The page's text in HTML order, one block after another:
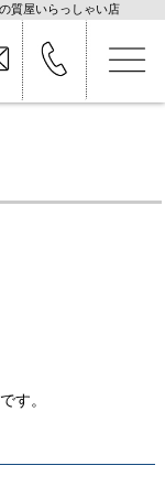
質屋いらっしゃい店
す。